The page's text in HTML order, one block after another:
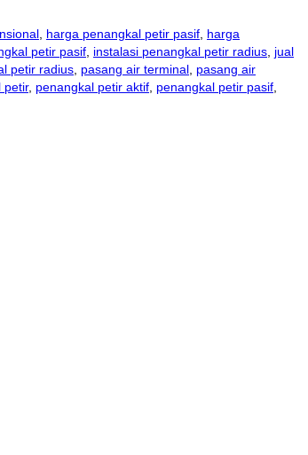
harga penangkal petir pasif harga
petir pasif instalasi penangkal petir radius jual
petir radius pasang air terminal pasang air
petir, penangkal petir aktif penangkal petir pasif